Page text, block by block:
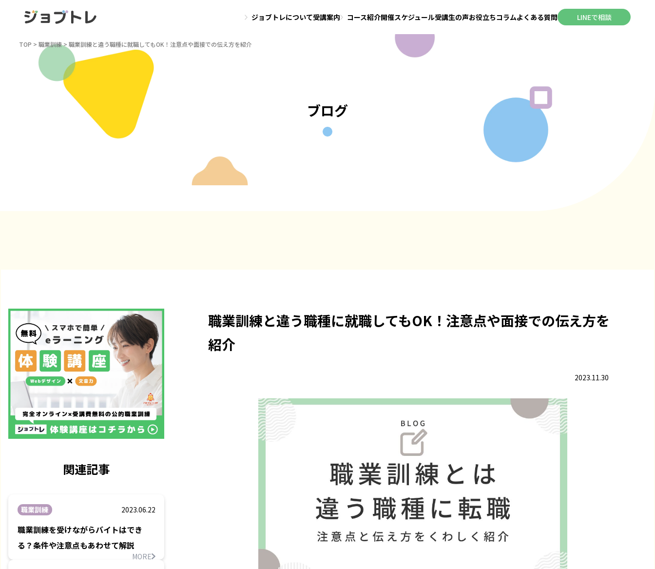
ジョブトレについて受講案内 コース紹介開催スケジュール受講生の声お役立ちコラムよくある質問 LINEで相談
TOP > 職業訓練> 職業訓練と違う職種に就職してもOK！注意点や面接での伝え方を紹介
ブログ
関連記事
職業訓練 2023.06.22
職業訓練を受けながらバイトはでき
る？条件や注意点もあわせて解説
MORE
職業訓練と違う職種に就職してもOK！注意点や面接での伝え方を
紹介
2023.11.30